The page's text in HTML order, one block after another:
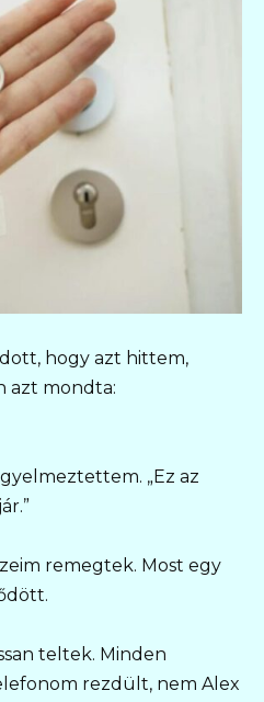
hogy azt hittem,
azt mondta:
„Ez az
remegtek. Most egy
teltek. Minden
rezdült, nem Alex